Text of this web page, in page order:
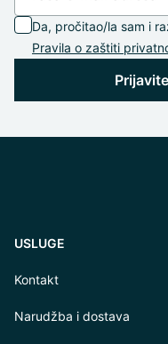
Da, pročitao/la sam i
Pravila o zaštiti
USLUGE
Kontakt
Narudžba i dostava